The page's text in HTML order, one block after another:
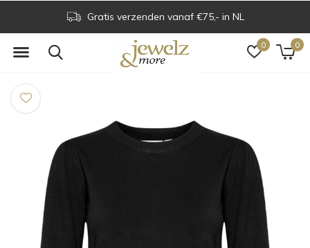
0 0
Gratis verzenden vanaf €75,- in NL